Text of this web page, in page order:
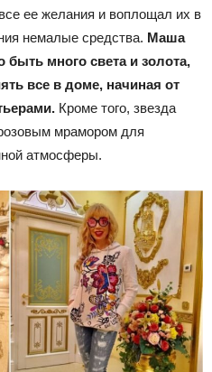
ее желания и воплощал их в
немалые средства. Маша
много света и золота,
все в доме, начиная от
Кроме того, звезда
мрамором для
атмосферы.